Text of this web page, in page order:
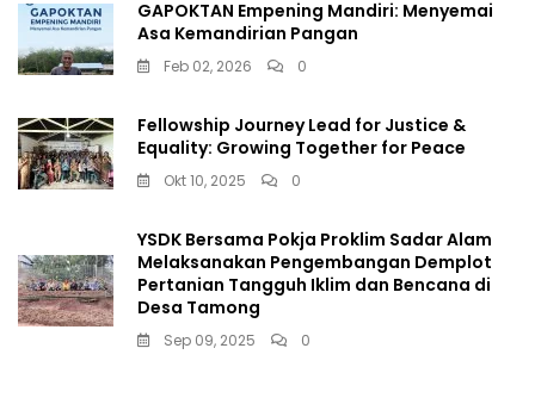
GAPOKTAN Empening Mandiri: Menyemai
Asa Kemandirian Pangan
Feb 02, 2026 0
Fellowship Journey Lead for Justice &
Equality: Growing Together for Peace
Okt 10, 2025 0
YSDK Bersama Pokja Proklim Sadar Alam
Melaksanakan Pengembangan Demplot
Pertanian Tangguh Iklim dan Bencana di
Desa Tamong
Sep 09, 2025 0